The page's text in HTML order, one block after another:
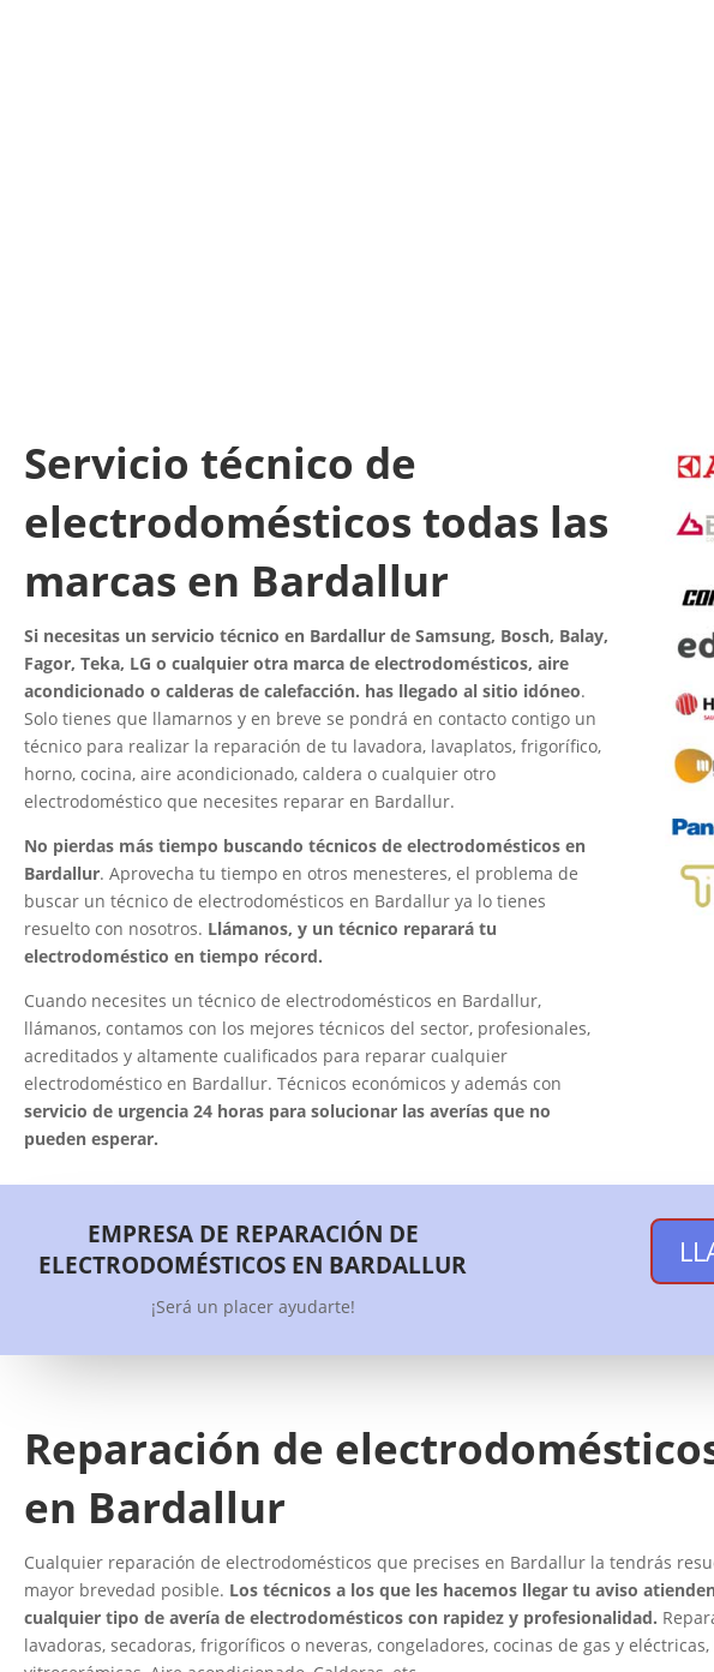
Servicio técnico de
electrodomésticos todas las
marcas en Bardallur
Si necesitas un servicio técnico en Bardallur de Samsung, Bosch, Balay,
Fagor, Teka, LG o cualquier otra marca de electrodomésticos, aire
acondicionado o calderas de calefacción. has llegado al sitio idóneo.
Solo tienes que llamarnos y en breve se pondrá en contacto contigo un
técnico para realizar la reparación de tu lavadora, lavaplatos, frigorífico,
horno, cocina, aire acondicionado, caldera o cualquier otro
electrodoméstico que necesites reparar en Bardallur.
No pierdas más tiempo buscando técnicos de electrodomésticos en
Bardallur. Aprovecha tu tiempo en otros menesteres, el problema de
buscar un técnico de electrodomésticos en Bardallur ya lo tienes
resuelto con nosotros. Llámanos, y un técnico reparará tu
electrodoméstico en tiempo récord.
Cuando necesites un técnico de electrodomésticos en Bardallur,
llámanos, contamos con los mejores técnicos del sector, profesionales,
acreditados y altamente cualificados para reparar cualquier
electrodoméstico en Bardallur. Técnicos económicos y además con
servicio de urgencia 24 horas para solucionar las averías que no
pueden esperar.
EMPRESA DE REPARACIÓN DE
ELECTRODOMÉSTICOS EN BARDALLUR
¡Será un placer ayudarte!
Reparación de
en Bardallur
Cualquier reparación de electrodomésticos que precises en Bardallur la tendrás
mayor brevedad posible. Los técnicos a los que les hacemos llegar tu aviso
cualquier tipo de avería de electrodomésticos con rapidez y profesionalidad.
lavadoras, secadoras, frigoríficos o neveras, congeladores, cocinas de gas y